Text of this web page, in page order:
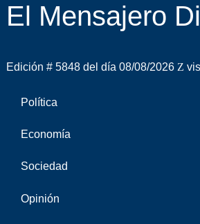
El Mensajero
Edición # 5848 del día 08/08/2026
Política
Economía
Sociedad
Opinión